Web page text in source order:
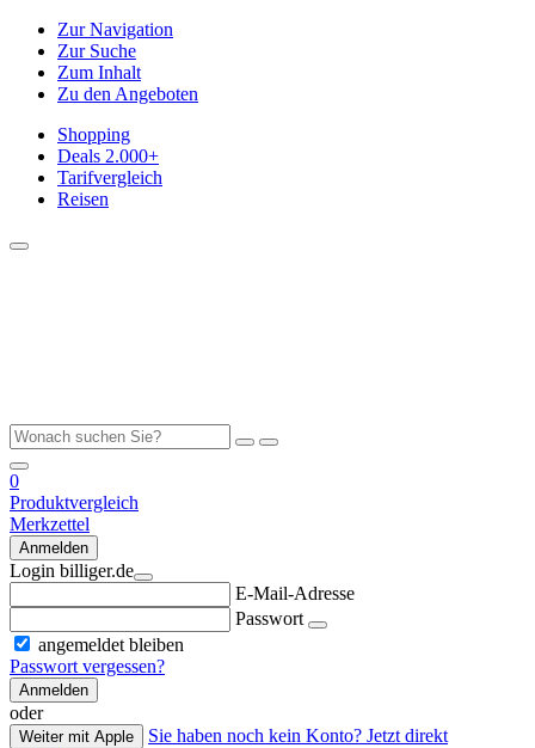
Zur Navigation
Zur Suche
Zum Inhalt
Zu den Angeboten
Shopping
Deals 2.000+
Tarifvergleich
Reisen
0
Produktvergleich
Merkzettel
Anmelden
Login billiger.de
E-Mail-Adresse
Passwort
angemeldet bleiben
Passwort vergessen?
Anmelden
oder
Weiter mit Apple
Sie haben noch kein Konto? Jetzt direkt